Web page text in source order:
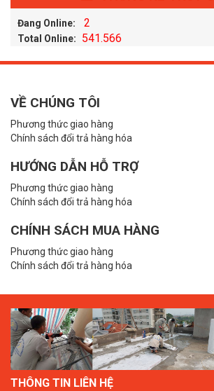
Đang Online: 2
Total Online: 541.566
VỀ CHÚNG TÔI
Phương thức giao hàng
Chính sách đổi trả hàng hóa
HƯỚNG DẪN HỖ TRỢ
Phương thức giao hàng
Chính sách đổi trả hàng hóa
CHÍNH SÁCH MUA HÀNG
Phương thức giao hàng
Chính sách đổi trả hàng hóa
THÔNG TIN LIÊN HỆ